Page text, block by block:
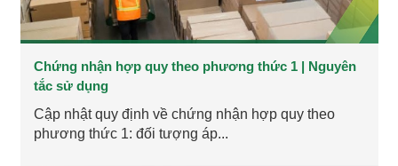
Chứng nhận hợp quy theo phương thức 1 | Nguyên
tắc sử dụng
Cập nhật quy định về chứng nhận hợp quy theo
phương thức 1: đối tượng áp...